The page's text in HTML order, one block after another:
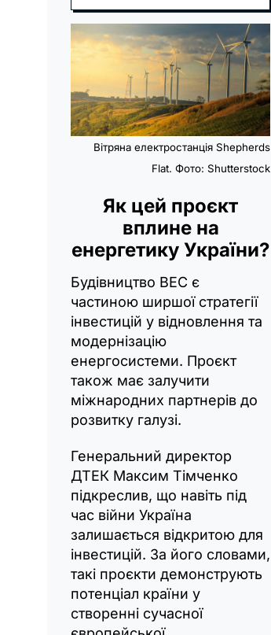
Вітряна електростанція Shepherds
Flat. Фото: Shutterstock
Як цей проєкт
вплине на
енергетику України?
Будівництво ВЕС є
частиною ширшої стратегії
інвестицій у відновлення та
модернізацію
енергосистеми. Проєкт
також має залучити
міжнародних партнерів до
розвитку галузі.
Генеральний директор
ДТЕК Максим Тімченко
підкреслив, що навіть під
час війни Україна
залишається відкритою для
інвестицій. За його словами,
такі проєкти демонструють
потенціал країни у
створенні сучасної